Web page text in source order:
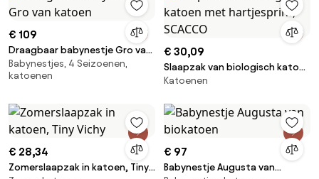
€ 109
Draagbaar babynestje Gro van
katoen
Babynestjes, 4 Seizoenen,
katoenen
€ 30,09
Slaapzak van biologisch katoen
met hartjesprint, SCACCO
Katoenen
€ 28,34
Zomerslaapzak in katoen, Tiny
€ 97
Babynestje Augusta van